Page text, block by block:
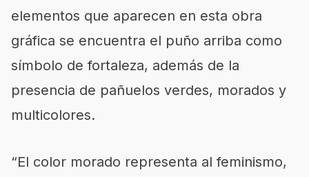
elementos que aparecen en esta obra
gráfica se encuentra el puño arriba como
símbolo de fortaleza, además de la
presencia de pañuelos verdes, morados y
multicolores.
“El color morado representa al feminismo,